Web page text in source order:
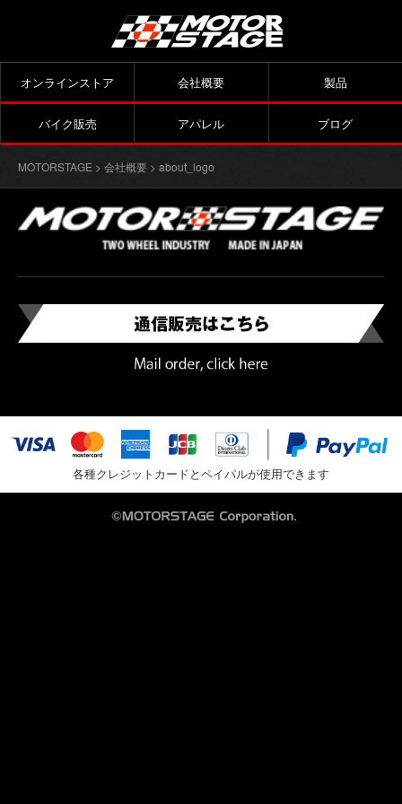
オンラインストア 会社概要 製品
バイク販売 アパレル ブログ
MOTORSTAGE > 会社概要 > about_logo
各種クレジットカードとペイパルが使用できます